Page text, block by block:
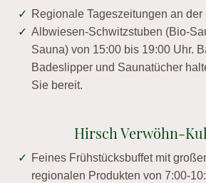
Regionale Tageszeitungen an der
Albwiesen-Schwitzstuben (Bio-
Sauna) von 15:00 bis 19:00 Uhr.
Badeslipper und Saunatücher
Sie bereit.
Hirsch Verwöhn-
Feines Frühstücksbuffet mit
regionalen Produkten von 7:00-